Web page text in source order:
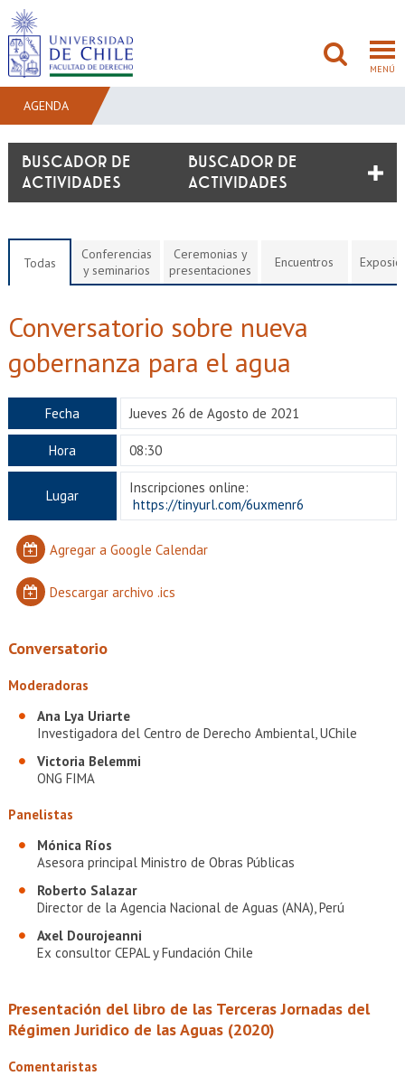
MENÚ
FACULTAD
PREGRADO
ADMISIÓN
INVESTIGACIÓN
BIBLIOTECAS
EXTENSIÓN
Académicos
Egresados
AGENDA
BUSCADOR DE
ACTIVIDADES
Todas
Conferencias
y seminarios
Ceremonias y
presentaciones
Encuentros
Conversatorio sobre nueva
gobernanza para el agua
Fecha Jueves 26 de Agosto de 2021
Hora 08:30
Lugar
Inscripciones online:
https://tinyurl.com/6uxmenr6
Agregar a Google Calendar
Descargar archivo .ics
Conversatorio
Moderadoras
Ana Lya Uriarte
Investigadora del Centro de Derecho Ambiental, UChile
Victoria Belemmi
ONG FIMA
Panelistas
Mónica Ríos
Asesora principal Ministro de Obras Públicas
Roberto Salazar
Director de la Agencia Nacional de Aguas (ANA), Perú
Axel Dourojeanni
Ex consultor CEPAL y Fundación Chile
Presentación del libro de las Terceras Jornadas del
Régimen Juridico de las Aguas (2020)
Comentaristas